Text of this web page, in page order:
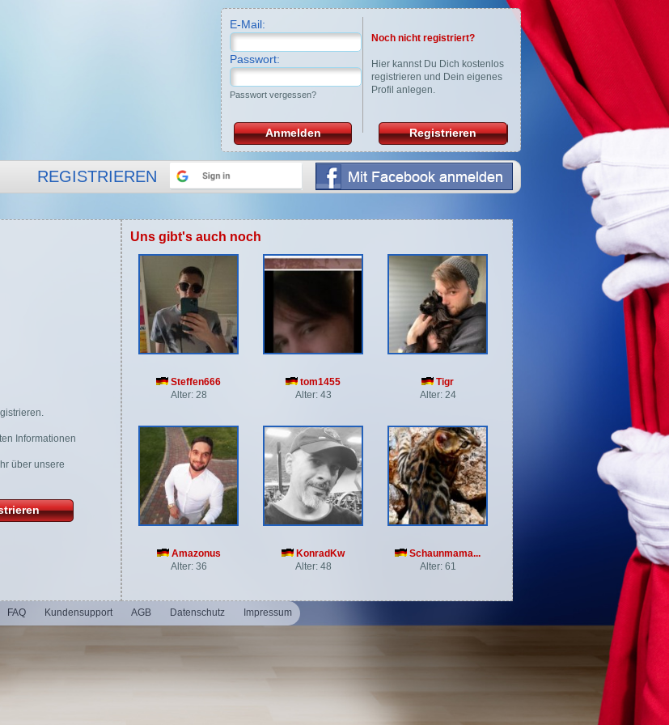
E-Mail:
Passwort:
Passwort vergessen?
Anmelden
Noch nicht registriert?
Hier kannst Du Dich kostenlos
registrieren und Dein eigenes
Profil anlegen.
Registrieren
REGISTRIEREN
Informationen
über unsere
Uns gibt's auch noch
Steffen666
Alter: 28
tom1455
Alter: 43
Tigr
Alter: 24
Amazonus
Alter: 36
KonradKw
Alter: 48
Schaunmama...
Alter: 61
FAQ Kundensupport AGB Datenschutz Impressum